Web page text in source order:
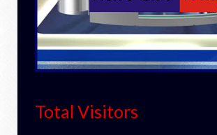
Total Visitors